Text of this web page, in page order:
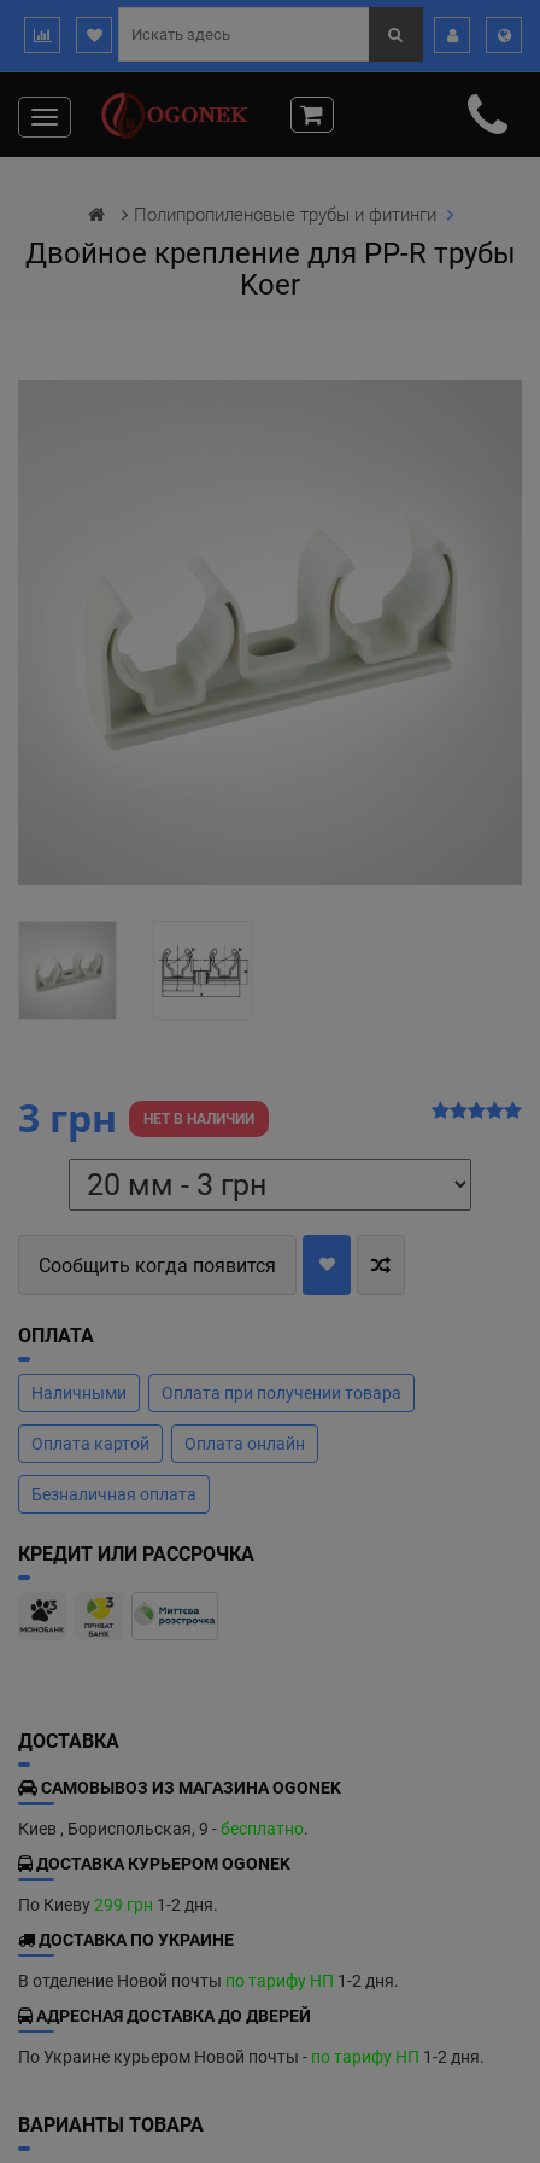
Toggle
navigation
Полипропиленовые трубы и фитинги
Двойное крепление для PP-R трубы
Koer
3 грн НЕТ В НАЛИЧИИ
Сообщить когда появится
ОПЛАТА
Наличными Оплата при получении товара
Оплата картой Оплата онлайн
Безналичная оплата
КРЕДИТ ИЛИ РАССРОЧКА
ДОСТАВКА
САМОВЫВОЗ ИЗ МАГАЗИНА OGONEK
Киев , Бориспольская, 9 -бесплатно.
ДОСТАВКА КУРЬЕРОМ OGONEK
По Киеву299 грн 1-2 дня.
ДОСТАВКА ПО УКРАИНЕ
В отделение Новой почты по тарифу НП 1-2 дня.
АДРЕСНАЯ ДОСТАВКА ДО ДВЕРЕЙ
По Украине курьером Новой почты - по тарифу НП 1-2 дня.
ВАРИАНТЫ ТОВАРА